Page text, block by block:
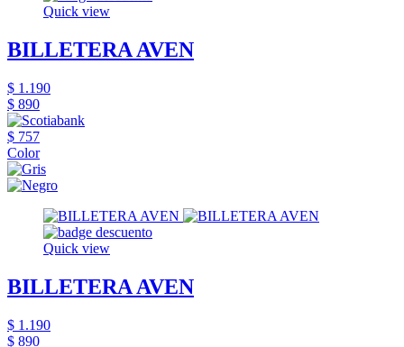
Quick view
BILLETERA AVEN
$ 1.190
$ 890
$ 757
Color
Quick view
BILLETERA AVEN
$ 1.190
$ 890